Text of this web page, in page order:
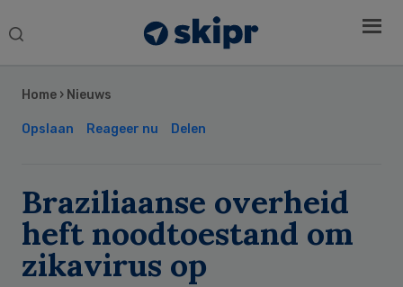
Search
Home › Nieuws
Opslaan Reageer nu Delen
Braziliaanse overheid
heft noodtoestand om
zikavirus op
Sidebar